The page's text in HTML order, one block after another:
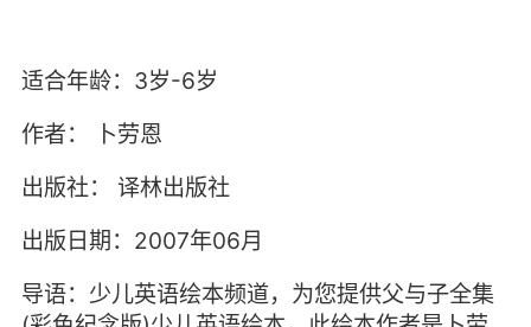
适合年龄：3岁-6岁
作者：
卜劳恩
出版社：
译林出版社
出版日期：2007年06月
导语：少儿英语绘本频道，为您提供父与子全集